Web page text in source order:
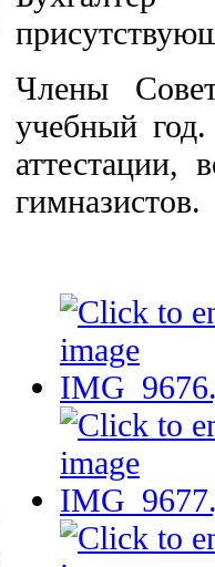
Чебаненко Глеб стал
Члены
учебный
аттестации,
гимназистов.